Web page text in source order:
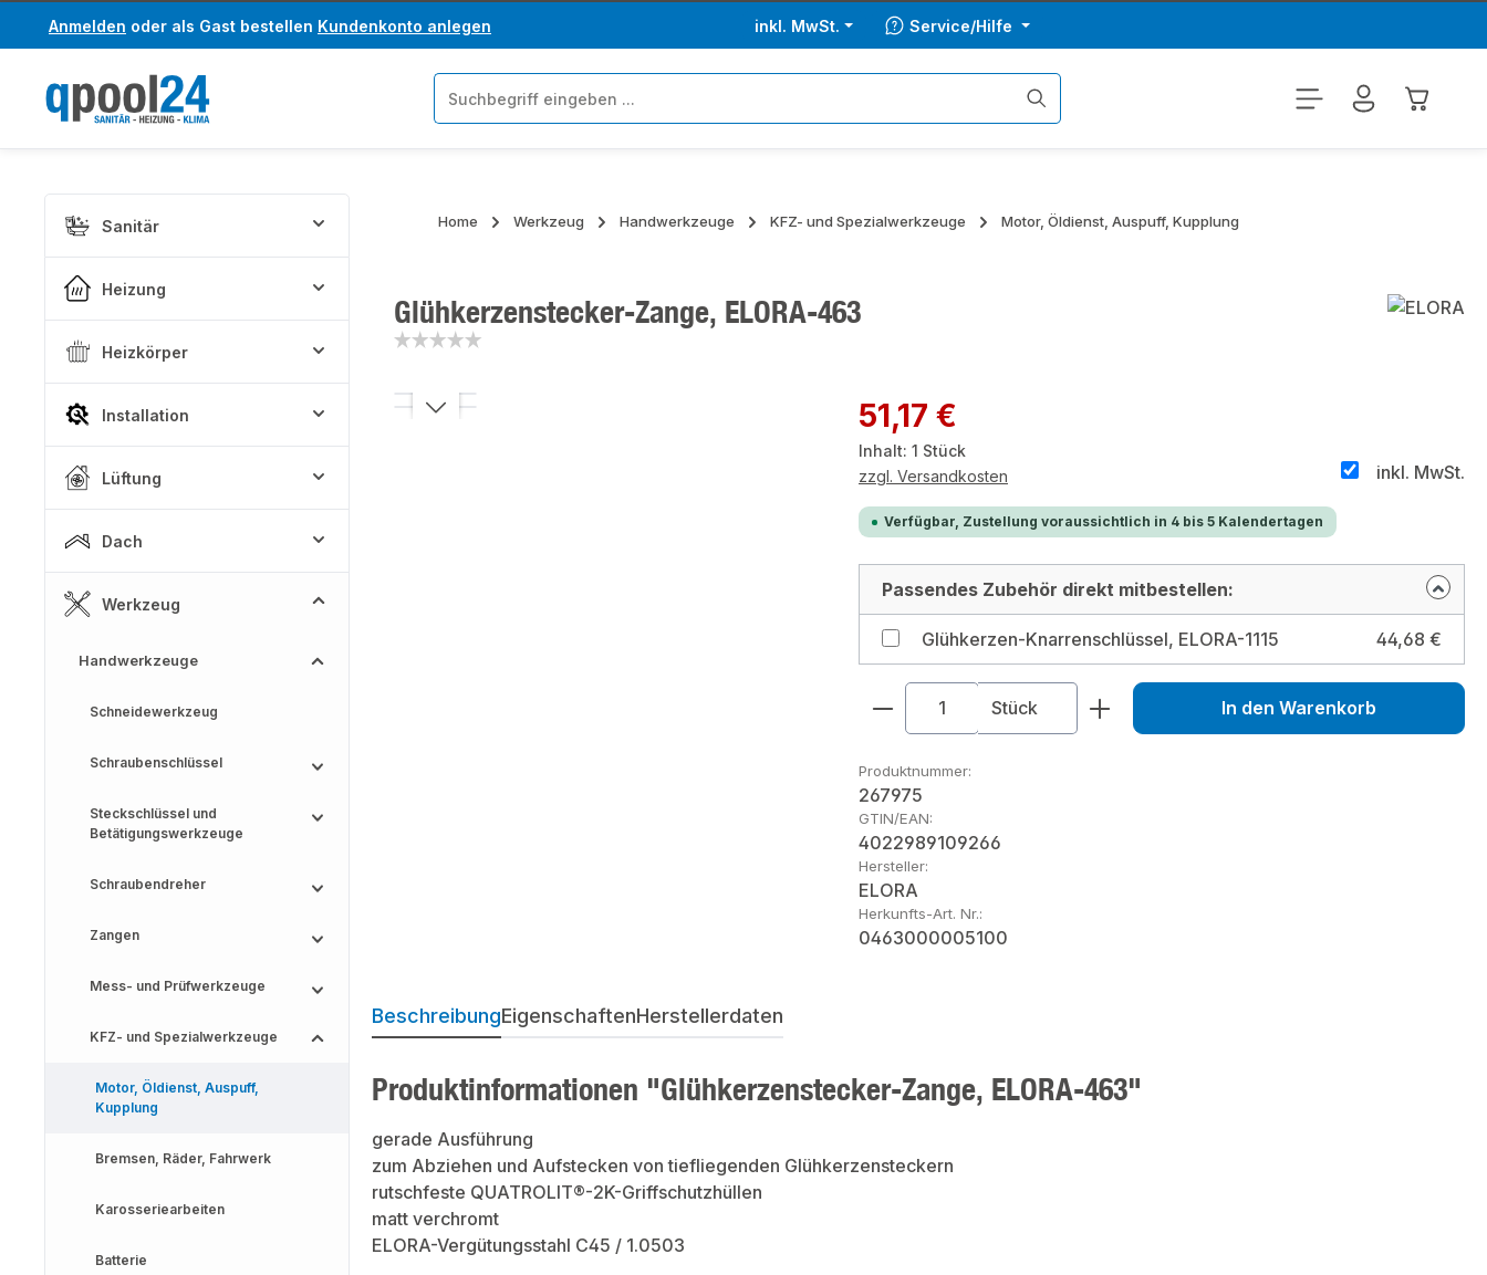
Hauptinhalt springen
Zur Suche springen
Anmelden oder als Gast bestellen Kundenkonto anlegen inkl. MwSt. Service/Hilfe
Sanitär
Heizung
Heizkörper
Installation
Lüftung
Dach
Werkzeug
Handwerkzeuge
Schneidewerkzeug
Schraubenschlüssel
Steckschlüssel und
Betätigungswerkzeuge
Schraubendreher
Zangen
Mess- und Prüfwerkzeuge
KFZ- und Spezialwerkzeuge
Motor, Öldienst, Auspuff,
Kupplung
Bremsen, Räder, Fahrwerk
Karosseriearbeiten
Batterie
Home Werkzeug Handwerkzeuge KFZ- und Spezialwerkzeuge Motor, Öldienst, Auspuff, Kupplung
Glühkerzenstecker-Zange, ELORA-463
Bildergalerie überspringen Regulärer Preis:
51,17 €
Inhalt: 1 Stück
inkl. MwSt.
zzgl. Versandkosten
Verfügbar, Zustellung voraussichtlich in 4 bis 5 Kalendertagen
Passendes Zubehör direkt mitbestellen:
Glühkerzen-Knarrenschlüssel, ELORA-1115 44,68 €
Produkt Anzahl: Gib den gewünschten Wert
Stück In den Warenkorb
Produktnummer:
267975
GTIN/EAN:
4022989109266
Hersteller:
ELORA
Herkunfts-Art. Nr.:
0463000005100
BeschreibungEigenschaftenHerstellerdaten
Produktinformationen "Glühkerzenstecker-Zange, ELORA-463"
gerade Ausführung
zum Abziehen und Aufstecken von tiefliegenden Glühkerzensteckern
rutschfeste QUATROLIT®-2K-Griffschutzhüllen
matt verchromt
ELORA-Vergütungsstahl C45 / 1.0503